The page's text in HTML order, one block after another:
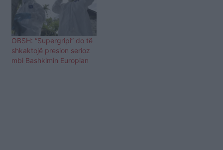
OBSH-së, Tedros
Adhanom Ghebreyesus
në një konferencë të
zakonshme për
koronavirusin. “Në bazë
të të dhënave që…
OBSH: “Supergripi” do të
shkaktojë presion serioz
mbi Bashkimin Europian